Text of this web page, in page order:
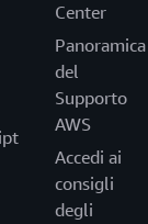
Center
Panoramica
del
Supporto
AWS
Accedi ai
consigli
degli